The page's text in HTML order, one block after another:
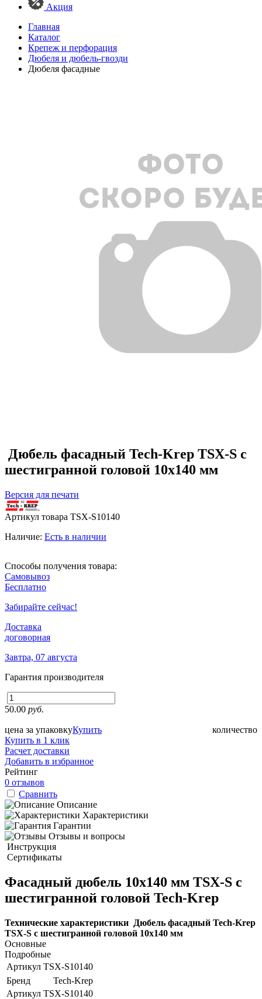
Акция
Главная
Каталог
Крепеж и перфорация
Дюбеля и дюбель-гвозди
Дюбеля фасадные
Дюбель фасадный Tech-Krep TSX-S с
шестигранной головой 10х140 мм
Версия для печати
Артикул товара TSX-S10140
Наличие: Есть в наличии
Способы получения товара:
Самовывоз
Бесплатно
Забирайте сейчас!
Доставка
договорная
Завтра, 07 августа
Гарантия производителя
50.00 руб.
цена за упаковку количество
Купить
Купить в 1 клик
Расчет доставки
Добавить в избранное
Рейтинг
0 отзывов
Сравнить
Описание
Характеристики
Гарантии
Отзывы и вопросы
Инструкция
Сертификаты
Фасадный дюбель 10х140 мм TSX-S с
шестигранной головой Tech-Krep
Технические характеристики Дюбель фасадный Tech-Krep
TSX-S с шестигранной головой 10х140 мм
Основные
Подробные
Артикул TSX-S10140
Бренд
Tech-Krep
Артикул TSX-S10140